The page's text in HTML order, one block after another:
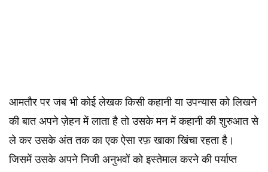
आमतौर पर जब भी कोई लेखक किसी कहानी या उपन्यास को लिखने
की बात अपने ज़ेहन में लाता है तो उसके मन में कहानी की शुरुआत से
ले कर उसके अंत तक का एक ऐसा रफ़ खाका खिंचा रहता है।
जिसमें उसके अपने निजी अनुभवों को इस्तेमाल करने की पर्याप्त